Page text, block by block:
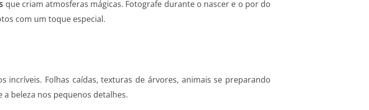
que criam atmosferas mágicas. Fotografe durante o nascer e o por do
com um toque especial.
Folhas caídas, texturas de árvores, animais se preparando
beleza nos pequenos detalhes.